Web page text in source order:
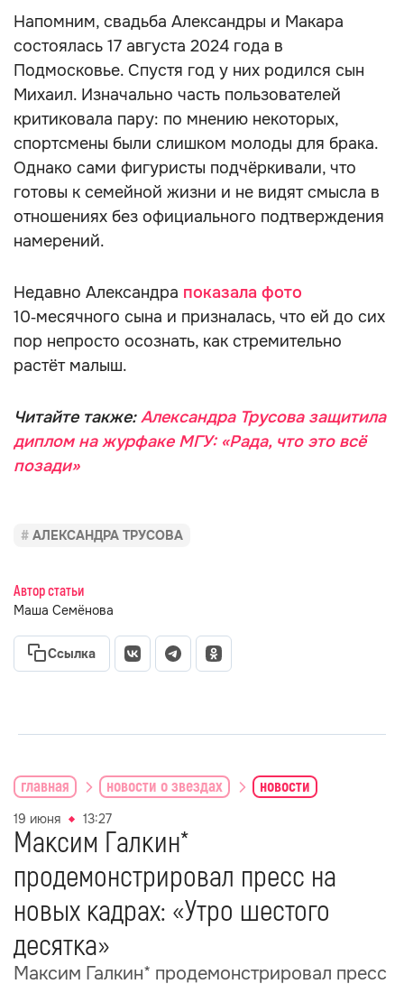
Напомним, свадьба Александры и Макара
состоялась 17 августа 2024 года в
Подмосковье. Спустя год у них родился сын
Михаил. Изначально часть пользователей
критиковала пару: по мнению некоторых,
спортсмены были слишком молоды для брака.
Однако сами фигуристы подчёркивали, что
готовы к семейной жизни и не видят смысла в
отношениях без официального подтверждения
намерений.
Недавно Александра показала фото
10‑месячного сына и призналась, что ей до сих
пор непросто осознать, как стремительно
растёт малыш.
Читайте также:Александра Трусова защитила
диплом на журфаке МГУ: «Рада, что это всё
позади»
АЛЕКСАНДРА ТРУСОВА
Автор статьи
Маша Семёнова
Ссылка
главная новости о звездах новости
19 июня 13:27
Максим Галкин*
продемонстрировал пресс на
новых кадрах: «Утро шестого
десятка»
Максим Галкин* продемонстрировал пресс